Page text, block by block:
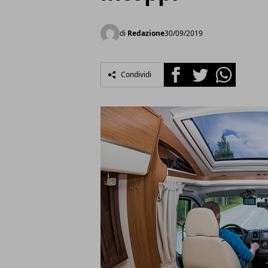
di Redazione30/09/2019
Condividi FacebookTwitterWhatsapp